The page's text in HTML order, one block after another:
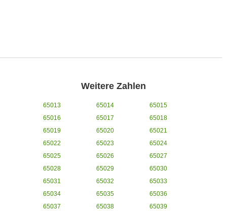
Weitere Zahlen
65013 65014
65015
65016
65017
65018
65019
65020
65021
65022
65023
65024
65025
65026
65027
65028
65029
65030
65031
65032
65033
65034
65035
65036
65037
65038
65039